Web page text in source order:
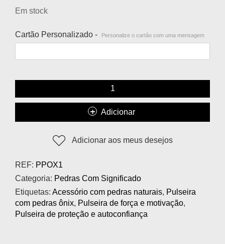
Em stock
Cartão Personalizado - Personalize o cartão com uma mensagem
Adicionar
Adicionar aos meus desejos
REF: PPOX1
Categoria: Pedras Com Significado
Etiquetas: Acessório com pedras naturais, Pulseira
com pedras ônix, Pulseira de força e motivação,
Pulseira de proteção e autoconfiança